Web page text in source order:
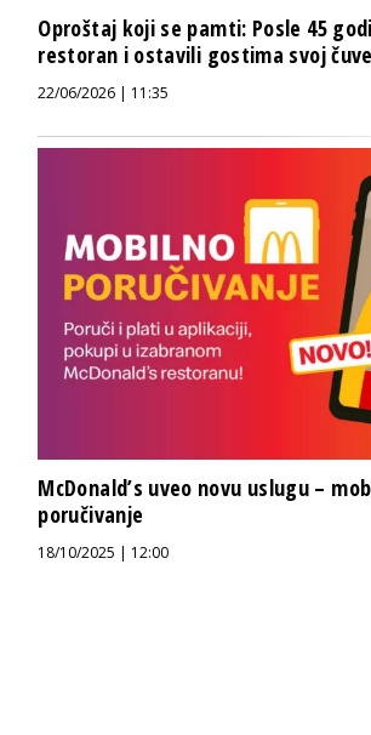
Oproštaj koji se pamti: Posle 45
restoran i ostavili gostima svoj
22/06/2026 | 11:35
McDonald’s uveo novu uslugu –
poručivanje
18/10/2025 | 12:00